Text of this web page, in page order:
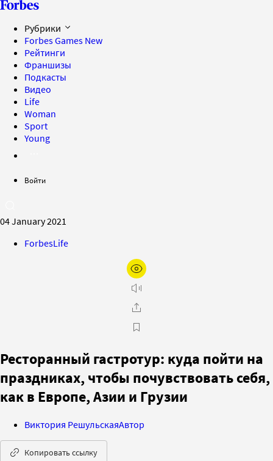
Рубрики
Forbes Games New
Рейтинги
Франшизы
Подкасты
Видео
Life
Woman
Sport
Young
Войти
04 January 2021
ForbesLife
Ресторанный гастротур: куда пойти на
праздниках, чтобы почувствовать себя,
как в Европе, Азии и Грузии
Виктория РешульскаяАвтор
Копировать ссылку